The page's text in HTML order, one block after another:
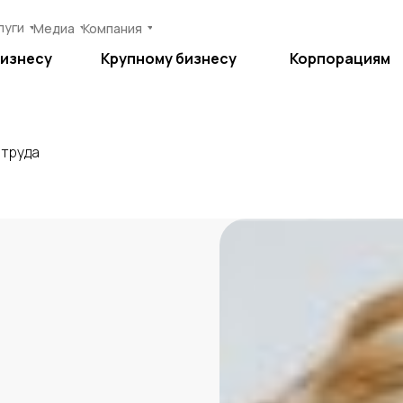
Медиа Компания
Корпорациям
Крупному бизнесу
Медиа Компания
Крупному бизнесу Корпорациям